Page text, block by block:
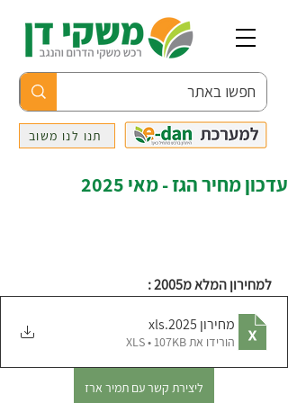
תנו לנו משוב
עדכון מחיר הגז - מאי 2025
למחירון המלא מ2005 :
מחירון 2025 .xls
הורידו את XLS • 107KB
ליצירת קשר עם תמיר ארז